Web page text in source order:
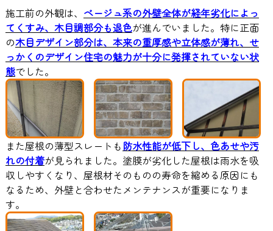
施工前の外観は、 ベージュ系の外壁全体が経年劣化によっ
てくすみ、木目調部分も退色が進んでいました。特に正面
の木目デザイン部分は、本来の重厚感や立体感が薄れ、せ
っかくのデザイン住宅の魅力が十分に発揮されていない状
態でした。
また屋根の薄型スレートも 防水性能が低下し、色あせや汚
れの付着が見られました。塗膜が劣化した屋根は雨水を吸
収しやすくなり、屋根材そのものの寿命を縮める原因にも
なるため、外壁と合わせたメンテナンスが重要になりま
す。